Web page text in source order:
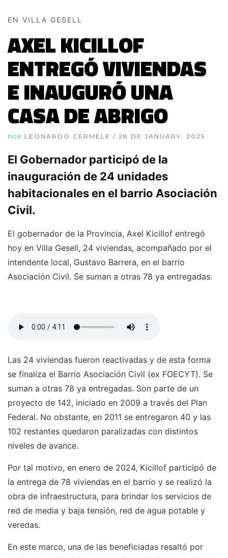
EN VILLA GESELL
AXEL KICILLOF
ENTREGÓ VIVIENDAS
E INAUGURÓ UNA
CASA DE ABRIGO
POR LEONARDO CERMELE / 28 DE JANUARY, 2025
El Gobernador participó de la
inauguración de 24 unidades
habitacionales en el barrio Asociación
Civil.
El gobernador de la Provincia, Axel Kicillof entregó
hoy en Villa Gesell, 24 viviendas, acompañado por el
intendente local, Gustavo Barrera, en el barrio
Asociación Civil. Se suman a otras 78 ya entregadas.
Las 24 viviendas fueron reactivadas y de esta forma
se finaliza el Barrio Asociación Civil (ex FOECYT). Se
suman a otras 78 ya entregadas. Son parte de un
proyecto de 142, iniciado en 2009 a través del Plan
Federal. No obstante, en 2011 se entregaron 40 y las
102 restantes quedaron paralizadas con distintos
niveles de avance.
Por tal motivo, en enero de 2024, Kicillof participó de
la entrega de 78 viviendas en el barrio y se realizó la
obra de infraestructura, para brindar los servicios de
red de media y baja tensión, red de agua potable y
veredas.
En este marco, una de las beneficiadas resaltó por